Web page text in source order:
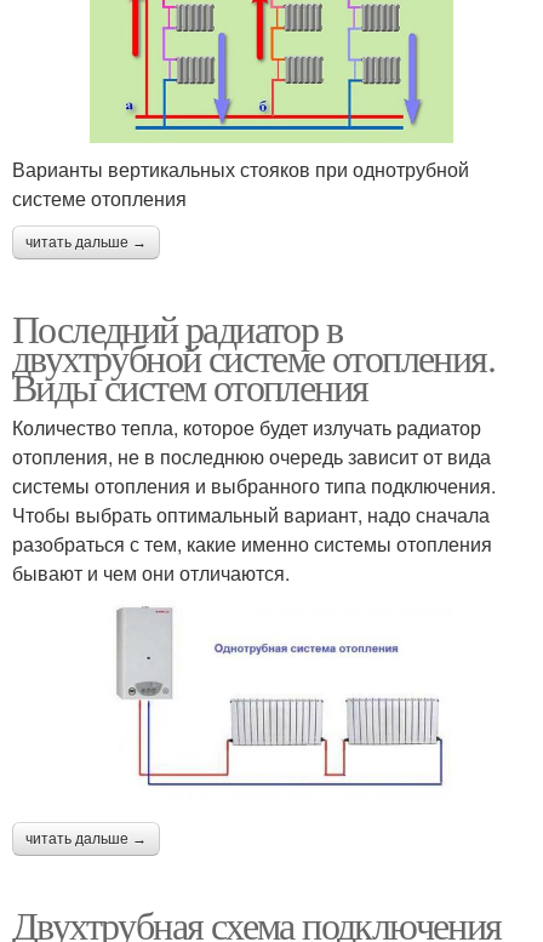
Варианты вертикальных стояков при однотрубной
системе отопления
читать дальше →
Последний радиатор в
двухтрубной системе отопления.
Виды систем отопления
Количество тепла, которое будет излучать радиатор
отопления, не в последнюю очередь зависит от вида
системы отопления и выбранного типа подключения.
Чтобы выбрать оптимальный вариант, надо сначала
разобраться с тем, какие именно системы отопления
бывают и чем они отличаются.
читать дальше →
Двухтрубная схема подключения